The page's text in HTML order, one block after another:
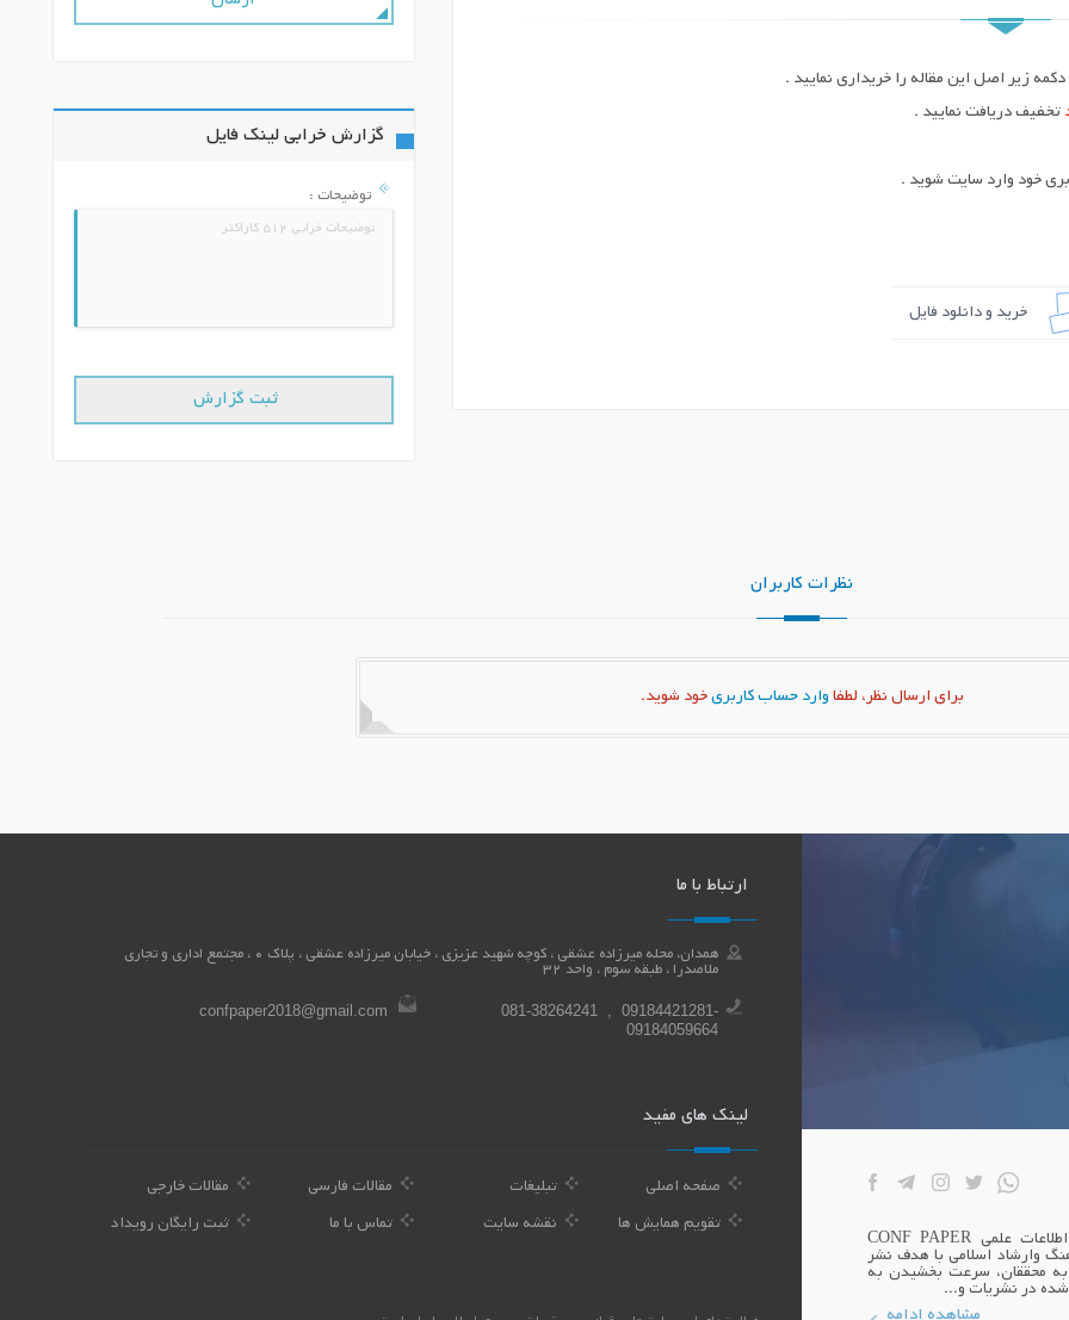
زیر اصل این مقاله را خریداری نمایید .
تخفیف دریافت نمایید .
خود وارد سایت شوید .
خرید و دانلود فایل
گزارش خرابی لینک فایل
توضیحات :
نظرات کاربران
برای ارسال نظر، لطفا وارد حساب کاربری خود شوید.
بنیان همایش اندیشه سازان توسعه بوعلی صاحب امتیاز پایگاه اطلاعات علمی CONF PAPER
وارشاد اسلامی با هدف نشر
به محققان، سرعت بخشیدن به
شده در نشریات و...
مشاهده ادامه
ارتباط با ما
همدان، محله میرزاده عشقی ، کوچه شهید عزیزی ، خیابان میرزاده عشقی ، پلاک 0 ، مجتمع اداری و تجاری
ملاصدرا ، طبقه سوم ، واحد 32
081-38264241 , 09184421281-
09184059664
confpaper2018@gmail.com
لینک های مفید
صفحه اصلی تبلیغات مقالات فارسی مقالات خارجی
تقویم همایش ها نقشه سایت تماس با ما ثبت رایگان رویداد